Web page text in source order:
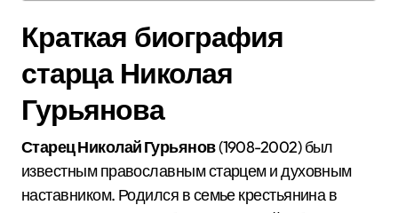
Краткая биография
старца Николая
Гурьянова
Старец Николай Гурьянов(1908-2002) был
известным православным старцем и духовным
наставником. Родился в семье крестьянина в